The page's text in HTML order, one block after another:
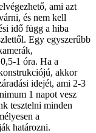
ami azt
és nem kell
idő függ a hiba
Egy egyszerűbb
1 óra. Ha a
akkor
idejét, ami 2-3
1 napot vesz
tesztelni minden
a
határozni.